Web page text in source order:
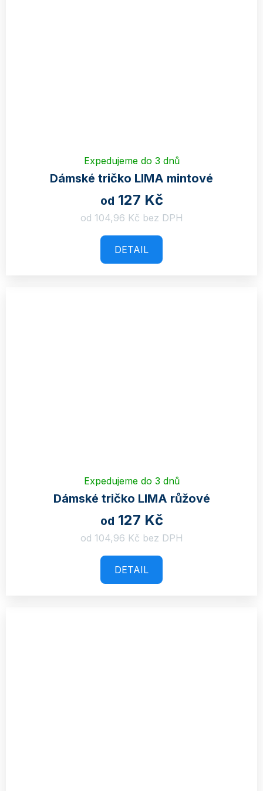
Expedujeme do 3 dnů
Dámské tričko LIMA mintové
od 127 Kč
od 104,96 Kč bez DPH
DETAIL
Expedujeme do 3 dnů
Dámské tričko LIMA růžové
od 127 Kč
od 104,96 Kč bez DPH
DETAIL